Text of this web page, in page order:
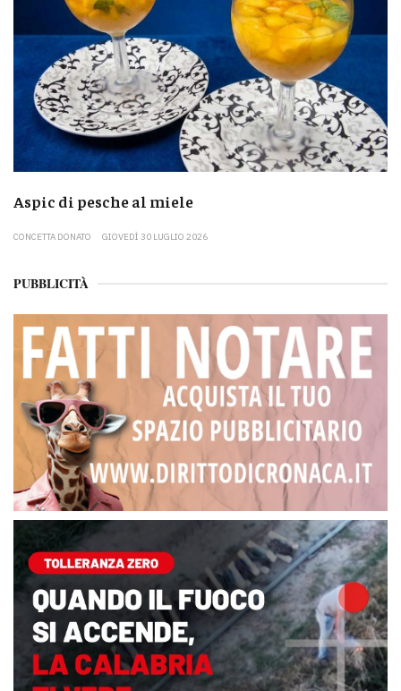
Aspic di pesche al miele
CONCETTA DONATO GIOVEDÌ 30 LUGLIO 2026
PUBBLICITÀ